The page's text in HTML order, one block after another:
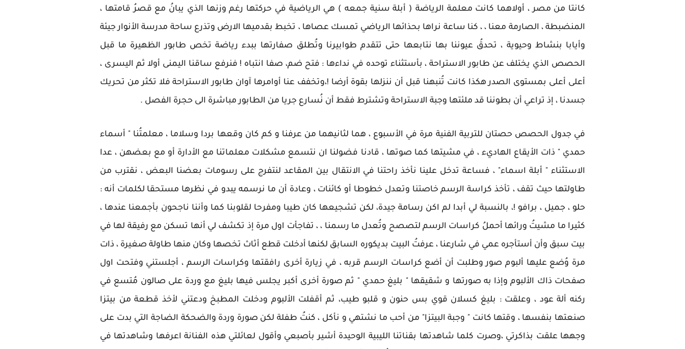
كانتا من مصر ، أولاهما كانت معلمة الرياضة ( أبلة سنية جمعه ) هي الرياضية في حركتها رغم وزنها الذي يبانُ مع قصرُ قامتها ،
المنضبطة ، الصارمة معنا ، ، كنا ساعة نراها بحذائها الرياضي تمسك عصاها ، تخبط بقدميها الارض وتذرع ساحة مدرسة الأنوار جيئة
وأيابا بنشاط وحيوية ، تحدقُ عيوننا بها نتابعها حتى تتقدم طوابيرنا وتُطلق صفارتها ببدء رياضة تخص طابور الظهيرة ما قبل
الحصص الذي يختلف عن طابور الاستراحة ، بأستثناء توحده في نداءها : فتح ضم، صفا انتباه ! فنرفع ساقنا اليمنى أولا ثم اليسرى ،
أعلى أعلى بمستوى الصدر هكذا كانت تُنبهنا قبل أن ننزلها بقوة أرضا !،وتخفف عنا أوامرها آوان طابور الاستراحة فلا تكثر من تحريك
جسدنا ، إذ تراعي أن بطوننا قد ملئتها وجبة الاستراحة وتشترط فقط أن نُسارع جريا من الطابور مباشرة الى حجرة الفصل .
في جدول الحصص حصتان للتربية الفنية مرة في الأسبوع ، هما لثانيهما من عرفنا و كم كان وقعها بردا وسلاما ، معلمتُنا " أسماء
حمدي " ذات الأيقاع الهاديء ، في مشيتها كما صوتها ، قادنا فضولنا ان نتسمع مشكلات معلماتنا مع الأدارة أو مع بعضهن ، عدا
الاستثناء " أبلة اسماء" ، فساعة تدخل علينا نأخذ راحتنا في الانتقال بين المقاعد لنتفرج على رسومات بعضنا البعض ، نقترب من
طاولتها حيث تقف ، تأخذ كراسة الرسم خاصتنا وتعدل خطوطا أو كائنات ، وعادة أن ما نرسمه يبدو في نظرها مستحقا لكلمات أنه :
حلو ، جميل ، برافو !، بالنسبة لي أبدا لم اكن رسامة جيدة، لكن تشجيعها كان طيبا ومفرحا لقلوبنا كما وأننا ناجحون بأجمعنا عندها ،
كثيرا ما مشيتُ ورائها أحملُ كراسات الرسم لتصصح وتُعدل ما رسمنا ، ، تفاجأت اول مرة إذ تكشف لي أنها تسكن مع رفيقة لها في
بيت سبق وأن أستأجره عمي في شارعنا ، عرفتُ البيت بديكوره السابق لكنها أدخلت قطع أثاث تخصها وكان منها طاولة صغيرة ، ذات
مرة وُضع عليها ألبوم صور وطلبت أن أضع كراسات الرسم قربه ، في زيارة أخرى رافقتها وكراسات الرسم ، أجلستني وفتحت اول
صفحات ذاك الألبوم وإذا به صورتها و شقيقها " بليغ حمدي " ثم صورة أخرى أكبر يجلس فيها بليغ مع وردة على صالون مُتسع في
ركنه ألة عود ، وعلقت : بليغ كسلان قوي بس حنون و قلبو طيب، ثم أقفلت الألبوم ودخلت المطبخ ودعتني لأخذ قطعة من بيتزا
صنعتها بنفسها ، وقتها كانت " وجبة البيتزا" من أحب ما نشتهي و نأكل ، كنتُ طفلة لكن صورة وردة والضحكة الضاجة التي بدت على
وجهها علقت بذاكرتي ،وصرت كلما شاهدتها بقناتنا الليبية الوحيدة أشير بأصبعي وأقول لعائلتي هذه الفنانة اعرفها وشاهدتها في